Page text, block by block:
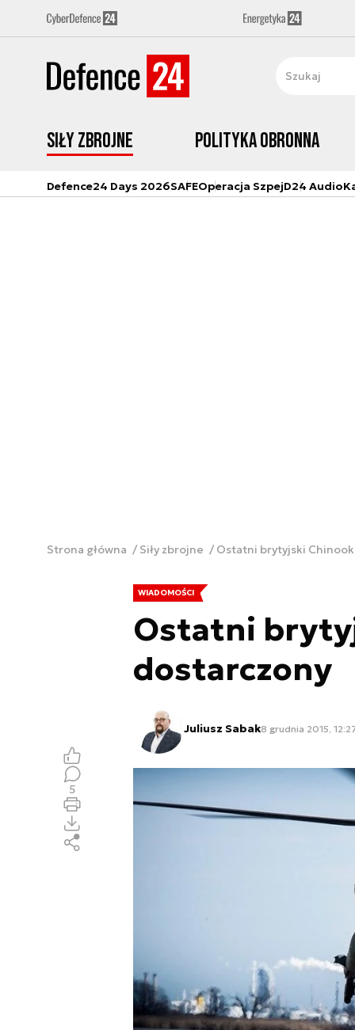
Siły zbrojne Polityka obronna
Defence24 Days 2026SAFEOperacja SzpejD24 Audio
Strona główna Siły zbrojne Ostatni brytyjski
WIADOMOŚCI
Ostatni
dostarczony
Juliusz Sabak8 grudnia 2015,
5